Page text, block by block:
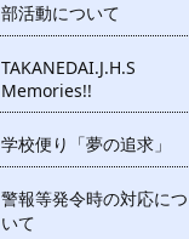
部活動について
TAKANEDAI.J.H.S
Memories!!
学校便り「夢の追求」
警報等発令時の対応につ
いて